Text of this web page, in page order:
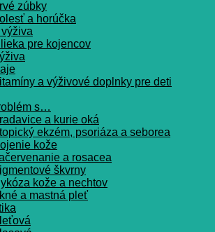
zúbky
a horúčka
pre kojencov
a výživové doplnky pre deti
s…
a kurie oká
ekzém, psoriáza a seborea
kože
a rosacea
škvrny
kože a nechtov
a mastná pleť